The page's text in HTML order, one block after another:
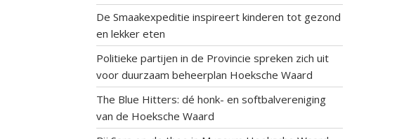
De Smaakexpeditie inspireert kinderen tot gezond
en lekker eten
Politieke partijen in de Provincie spreken zich uit
voor duurzaam beheerplan Hoeksche Waard
The Blue Hitters: dé honk- en softbalvereniging
van de Hoeksche Waard